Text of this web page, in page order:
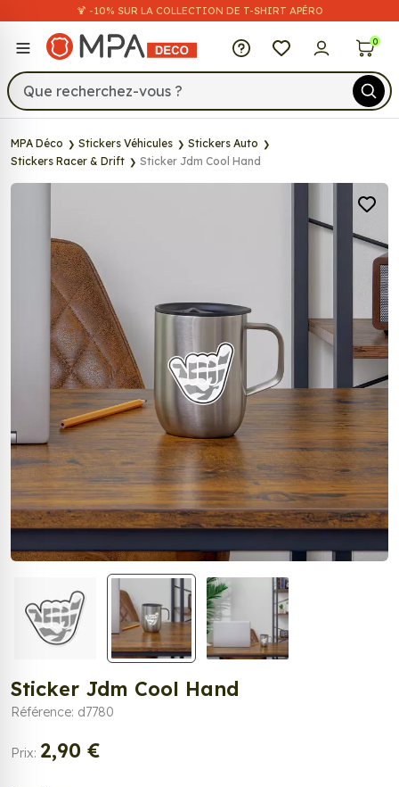
🍹 -10% SUR LA COLLECTION DE T-SHIRT APÉRO
MPA Déco 0
MPA Déco Stickers Véhicules
Stickers Auto
Stickers Racer & Drift
Sticker Jdm Cool Hand
Sticker Jdm Cool Hand
Référence: d7780
Prix: 2,90 €